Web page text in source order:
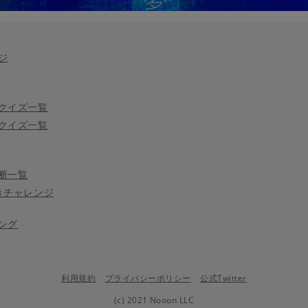
イズ一覧
イズ一覧
一覧
ャレンジ
グ
利用規約 プライバシーポリシー
公式Twitter
(c) 2021 Nooon LLC